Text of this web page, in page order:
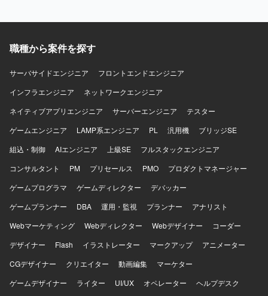
に関するプロジェクト推進を経験できるポジションです。
ザモダナイゼーションといったテーマに関わることで、上
継続している体制の中で、既存メンバーと協力しながらス
既存アプリケーションでTomcat 9.0を利用しており、
Tomcat 10.1へのバージョンアップを予定しています。ブラ
ウザはIEモードからMicrosoft Edgeへの対応（モダナイゼー
ション）を予定しています。
職種から案件を探す
サーバサイドエンジニア
フロントエンドエンジニア
インフラエンジニア
ネットワークエンジニア
ネイティブアプリエンジニア
サーバーエンジニア
テスター
ゲームエンジニア
LAMP系エンジニア PL 汎用機
ブリッジSE
組込・制御
AIエンジニア 上級SE
フルスタックエンジニア
コンサルタント
PM プリセールス PMO
プロダクトマネージャー
ゲームプログラマ
ゲームディレクター
デバッカー
ゲームプランナー
DBA 運用・監視 プランナー
アナリスト
Webマーケティング
Webディレクター Webデザイナー
コーダー
デザイナー
Flash イラストレーター マークアップ
アニメーター
CGデザイナー
クリエイター 動画編集
マーケター
ゲームデザイナー
ライター UI/UX オペレーター
ヘルプデスク